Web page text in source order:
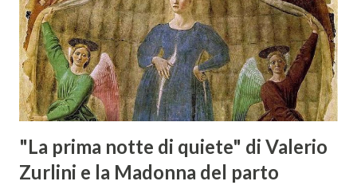
mercato dove il potenziale di crescita è ancora molto alto,
assistendo i produttori nella creazione di contatti
commerciali con gli operatori locali. Gli organizzatori
dell’evento, Christian Bauer, austriaco ed esperto di vini e
conoscitore dei mercati di lingua tedes...
"La prima notte di quiete" di Valerio
Zurlini e la Madonna del parto